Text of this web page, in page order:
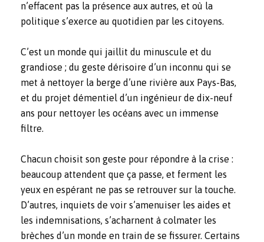
n’effacent pas la présence aux autres, et où la
politique s’exerce au quotidien par les citoyens.
C’est un monde qui jaillit du minuscule et du
grandiose ; du geste dérisoire d’un inconnu qui se
met à nettoyer la berge d’une rivière aux Pays-Bas,
et du projet démentiel d’un ingénieur de dix-neuf
ans pour nettoyer les océans avec un immense
filtre.
Chacun choisit son geste pour répondre à la crise :
beaucoup attendent que ça passe, et ferment les
yeux en espérant ne pas se retrouver sur la touche.
D’autres, inquiets de voir s’amenuiser les aides et
les indemnisations, s’acharnent à colmater les
brèches d’un monde en train de se fissurer. Certains